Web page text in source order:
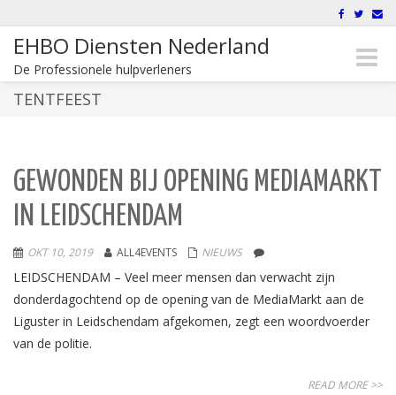
EHBO Diensten Nederland
De Professionele hulpverleners
Toggle
TENTFEEST
GEWONDEN BIJ OPENING MEDIAMARKT
IN LEIDSCHENDAM
OKT 10, 2019 ALL4EVENTS NIEUWS
LEIDSCHENDAM – Veel meer mensen dan verwacht zijn
donderdagochtend op de opening van de MediaMarkt aan de
Liguster in Leidschendam afgekomen, zegt een woordvoerder
van de politie.
READ MORE >>